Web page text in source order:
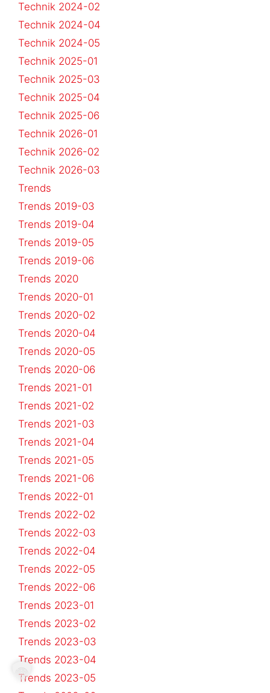
Technik 2024-02
Technik 2024-04
Technik 2024-05
Technik 2025-01
Technik 2025-03
Technik 2025-04
Technik 2025-06
Technik 2026-01
Technik 2026-02
Technik 2026-03
Trends
Trends 2019-03
Trends 2019-04
Trends 2019-05
Trends 2019-06
Trends 2020
Trends 2020-01
Trends 2020-02
Trends 2020-04
Trends 2020-05
Trends 2020-06
Trends 2021-01
Trends 2021-02
Trends 2021-03
Trends 2021-04
Trends 2021-05
Trends 2021-06
Trends 2022-01
Trends 2022-02
Trends 2022-03
Trends 2022-04
Trends 2022-05
Trends 2022-06
Trends 2023-01
Trends 2023-02
Trends 2023-03
Trends 2023-04
Trends 2023-05